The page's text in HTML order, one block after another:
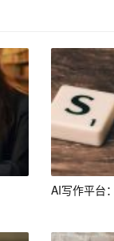
活中不可或缺
字能力，从而在
AI写作平台